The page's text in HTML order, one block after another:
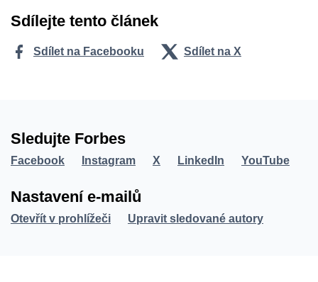
Sdílejte tento článek
Sdílet na Facebooku Sdílet na X
Sledujte Forbes
Facebook Instagram X LinkedIn YouTube
Nastavení e-mailů
Otevřít v prohlížeči Upravit sledované autory